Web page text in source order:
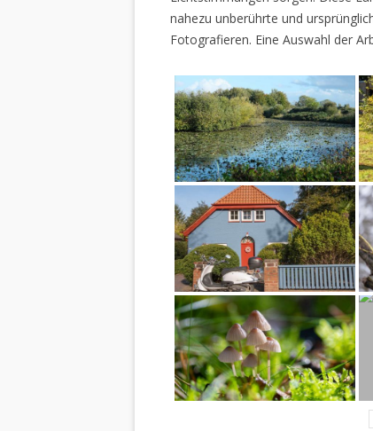
nahezu unberührte und
Fotografieren. Eine Auswahl der